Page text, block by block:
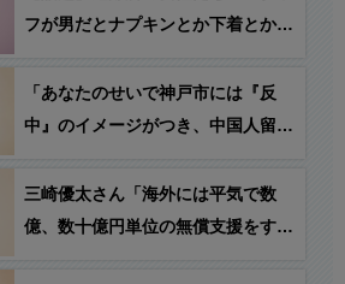
フが男だとナプキンとか下着とか受
らがスタッフやらないからだろ」
「あなたのせいで神戸市には『反
中』のイメージがつき、中国人留学
て、神戸に来なくなる！」→ うえ
はた のりひろ神戸市会議員
三崎優太さん「海外には平気で数
億、数十億円単位の無償支援をする